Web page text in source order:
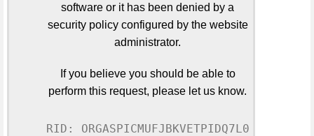
software or it has been denied by a
security policy configured by the website
administrator.
If you believe you should be able to
perform this request, please let us know.
RID: ORGASPICMUFJBKVETPIDQ7L0